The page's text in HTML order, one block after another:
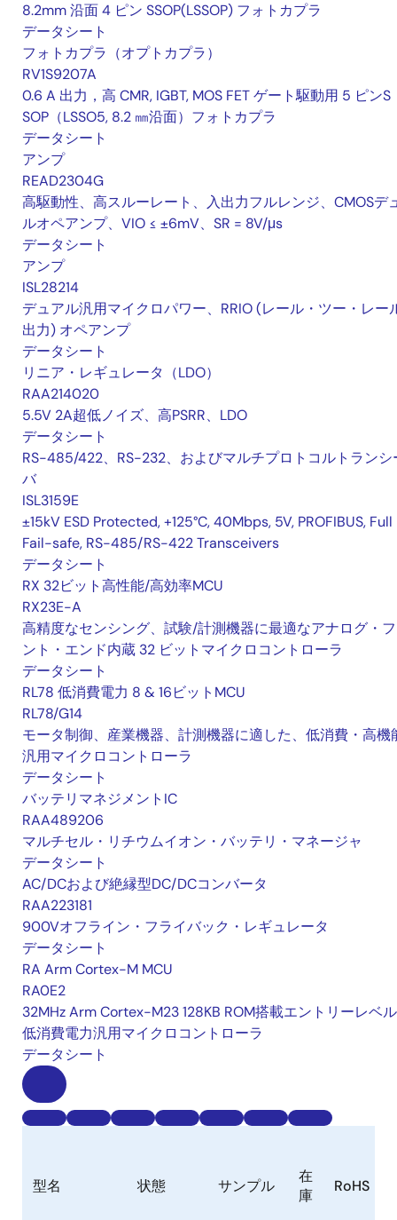
8.2mm 沿面 4 ピン SSOP(LSSOP) フォトカプラ
データシート
フォトカプラ（オプトカプラ）
RV1S9207A
0.6 A 出力，高 CMR, IGBT, MOS FET ゲート駆動用 5 ピンS
SOP（LSSO5, 8.2 ㎜沿面）フォトカプラ
データシート
アンプ
READ2304G
高駆動性、高スルーレート、入出力フルレンジ、CMOSデ
ルオペアンプ、VIO ≤ ±6mV、SR = 8V/μs
データシート
アンプ
ISL28214
デュアル汎用マイクロパワー、RRIO (レール・ツー・レー
出力) オペアンプ
データシート
リニア・レギュレータ（LDO）
RAA214020
5.5V 2A超低ノイズ、高PSRR、LDO
データシート
RS-485/422、RS-232、およびマルチプロトコルトランシ
バ
ISL3159E
±15kV ESD Protected, +125°C, 40Mbps, 5V, PROFIBUS, Full
Fail-safe, RS-485/RS-422 Transceivers
データシート
RX 32ビット高性能/高効率MCU
RX23E-A
高精度なセンシング、試験/計測機器に最適なアナログ・
ント・エンド内蔵 32 ビットマイクロコントローラ
データシート
RL78 低消費電力 8 & 16ビットMCU
RL78/G14
モータ制御、産業機器、計測機器に適した、低消費・高機
汎用マイクロコントローラ
データシート
バッテリマネジメントIC
RAA489206
マルチセル・リチウムイオン・バッテリ・マネージャ
データシート
AC/DCおよび絶縁型DC/DCコンバータ
RAA223181
900Vオフライン・フライバック・レギュレータ
データシート
RA Arm Cortex-M MCU
RA0E2
32MHz Arm Cortex-M23 128KB ROM搭載エントリーレベ
低消費電力汎用マイクロコントローラ
データシート
型名 状態 サンプル
在
庫
RoHS